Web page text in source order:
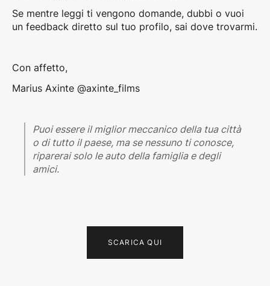
Se mentre leggi ti vengono domande, dubbi o vuoi
un feedback diretto sul tuo profilo, sai dove trovarmi.
Con affetto,
Marius Axinte @axinte_films
Puoi essere il miglior meccanico della tua città
o di tutto il paese, ma se nessuno ti conosce,
riparerai solo le auto della famiglia e degli
amici.
SCARICA QUI